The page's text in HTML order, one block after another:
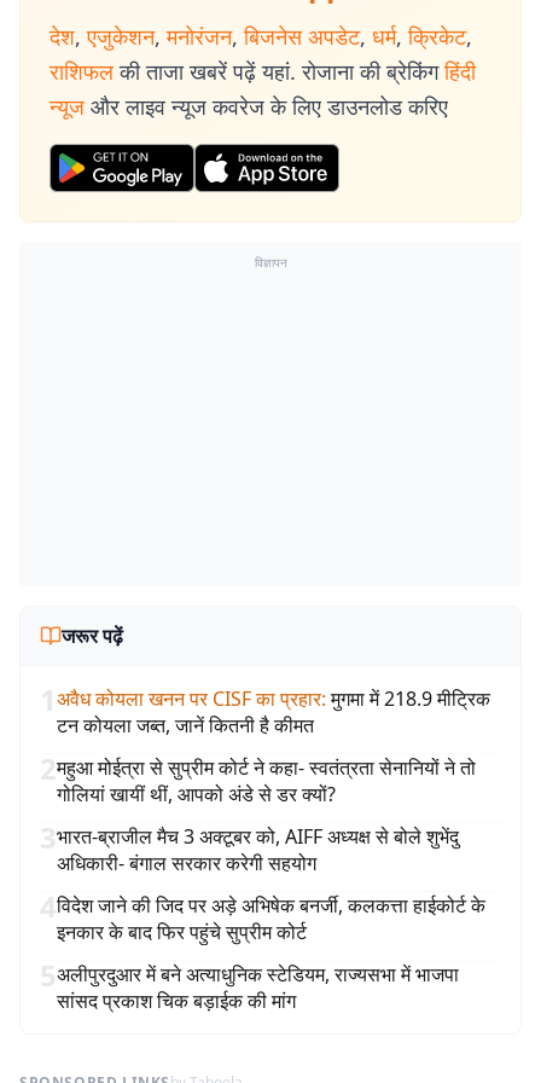
देश, एजुकेशन, मनोरंजन, बिजनेस अपडेट, धर्म, क्रिकेट,
राशिफल की ताजा खबरें पढ़ें यहां. रोजाना की ब्रेकिंग हिंदी
न्यूज और लाइव न्यूज कवरेज के लिए डाउनलोड करिए
विज्ञापन
जरूर पढ़ें
1अवैध कोयला खनन पर CISF का प्रहार: मुगमा में 218.9 मीट्रिक
टन कोयला जब्त, जानें कितनी है कीमत
2महुआ मोईत्रा से सुप्रीम कोर्ट ने कहा- स्वतंत्रता सेनानियों ने तो
गोलियां खायीं थीं, आपको अंडे से डर क्यों?
3भारत-ब्राजील मैच 3 अक्टूबर को, AIFF अध्यक्ष से बोले शुभेंदु
अधिकारी- बंगाल सरकार करेगी सहयोग
4विदेश जाने की जिद पर अड़े अभिषेक बनर्जी, कलकत्ता हाईकोर्ट के
इनकार के बाद फिर पहुंचे सुप्रीम कोर्ट
5अलीपुरदुआर में बने अत्याधुनिक स्टेडियम, राज्यसभा में भाजपा
सांसद प्रकाश चिक बड़ाईक की मांग